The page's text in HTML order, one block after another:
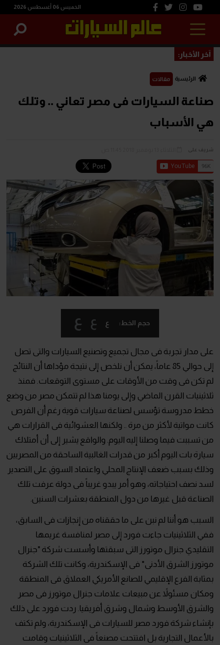
الخميس 06 أغسطس 2026
آخر الأخبار:
الرئيسية مقالات
صناعة السيارات فى مصر تعاني .. وتلك
هي الأسباب
شريف على
حجم الخط: ع ع ع
على مدار تجربة فى مجال تجميع وتصنيع السيارات والتى تصل
إلى حوالي 85 عاماً، يمكن أن نلخص إلى نتيجة مؤداها أن النتائج
لم تكن فى وقت من الأوقات على مستوى التوقعات. فمنذ
ثلاثينيات القرن الماضي وإلى يومنا هذا لم تتمكن مصر من وضع
خطط مدروسة تؤسس لصناعة سيارات قوية رغم أن الفرص
كانت مواتية لأكثر من مرة .. ولكنها العشوائية فى القرارات هي
من تسببت فيما وصلنا إليه اليوم. والواقع يشير إلى أن أمتلاك
سيارة بات اليوم أكبر من قدرات الغالبية الساحقة من المصريين
وذلك بسبب ضعف الإنتاج المحلي واعتماد السوق على التصدير
لسد نصف احتياجاته، وهو أمر يبدو غريباً فى دولة عرفت تلك
الصناعة قبل غيرها من دول المنطقة بعشرات السنين.
السبب هو أننا لم نبن على ما حققناه من إنجازات فى السابق،
ففي الثلاثينيات جاءت فورد إلى مصر لمنافسة غريمها
التقليدي جنرال موتورز التى سبقتها وأسست شركة "جنرال
موتورز الشرق الأدنى" فى الإسكندرية، وكانت تلك الشركة
بمثابة الفرع الإقليمي للصانع الأمريكي العملاق فى المنطقة
ومكان مسئولاً عن مبيعات علامات جنرال موتورز فى مصر
والشرق الأوسط وشمال وشرق أفريقيا. ردت فورد على ذلك
بإنشاء شركة فورد مصر للسيارات فى الإسكندرية، ولم تكتف
بالأعمال التجارية بل افتتحت مصنعاً فى الثلاثينيات وقامت